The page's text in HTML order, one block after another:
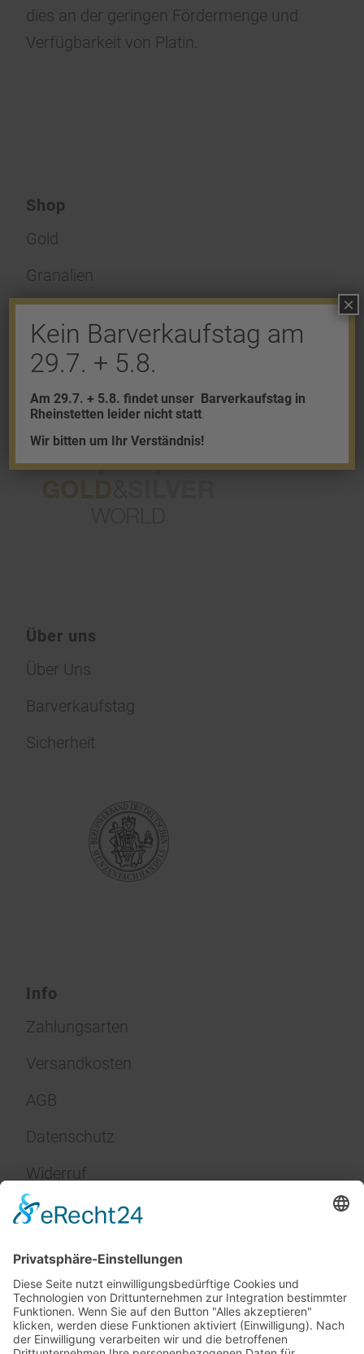
dies an der geringen Fördermenge und
Verfügbarkeit von Platin.
Shop
Gold
Granalien
Platin
Über uns
Über Uns
Barverkaufstag
Sicherheit
Info
Zahlungsarten
Versandkosten
AGB
Datenschutz
Widerruf
Impressum
Service
Kein Barverkaufstag am
29.7. + 5.8.
Am 29.7. + 5.8. findet unser Barverkaufstag in
Rheinstetten leider nicht statt.
Wir bitten um Ihr Verständnis!
×